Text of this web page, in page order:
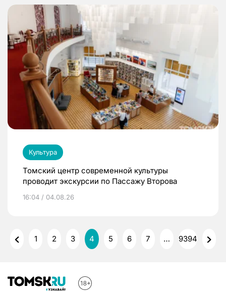
Культура
Томский центр современной культуры
проводит экскурсии по Пассажу Второва
16:04 / 04.08.26
1 2 3 4 5 6 7 … 9394